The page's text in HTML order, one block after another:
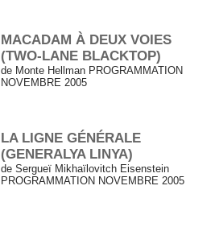
MACADAM À DEUX VOIES
(TWO-LANE BLACKTOP)
de Monte Hellman PROGRAMMATION
NOVEMBRE 2005
LA LIGNE GÉNÉRALE
(GENERALYA LINYA)
de Sergueï Mikhaïlovitch Eisenstein
PROGRAMMATION NOVEMBRE 2005